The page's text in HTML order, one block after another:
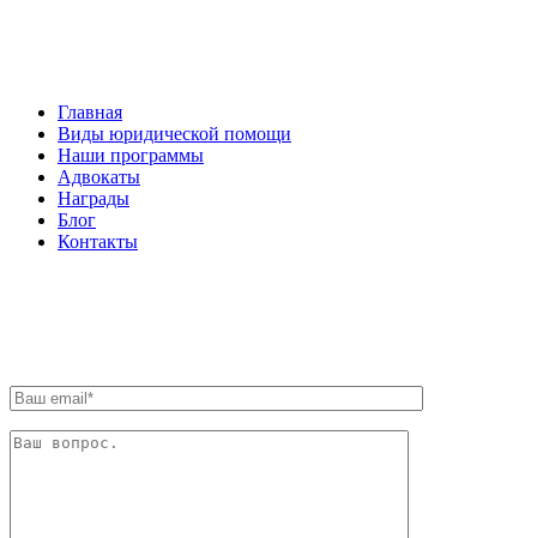
Главная
Виды юридической помощи
Наши программы
Адвокаты
Награды
Блог
Контакты